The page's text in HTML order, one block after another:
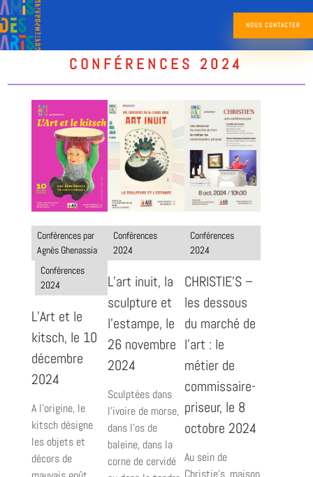
NOUS CONTACTER
CONFÉRENCES 2024
Conférences par
Agnès Ghenassia
Conférences
2024
L’Art et le
kitsch, le 10
décembre
2024
A l’origine, le
kitsch désigne
les objets et
décors de
Conférences
2024
L’art inuit, la
sculpture et
l’estampe, le
26 novembre
2024
Sculptées dans
l’ivoire de morse,
dans l’os de
baleine, dans la
corne de cervidé
Conférences
2024
CHRISTIE’S –
les dessous
du marché de
l’art : le
métier de
commissaire-
priseur, le 8
octobre 2024
Au sein de
Christie’s, maison